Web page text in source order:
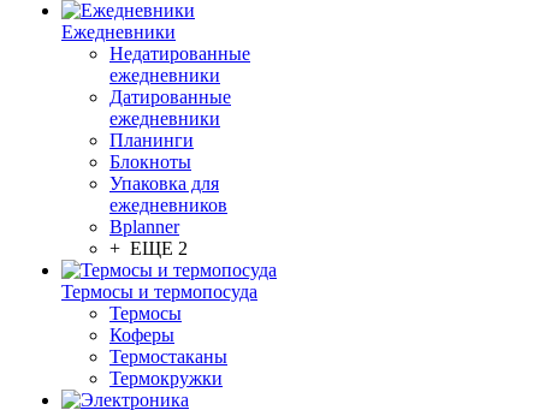
Ежедневники
Недатированные
ежедневники
Датированные
ежедневники
Планинги
Блокноты
Упаковка для
ежедневников
Bplanner
+ ЕЩЕ 2
Термосы и термопосуда
Термосы
Коферы
Термостаканы
Термокружки